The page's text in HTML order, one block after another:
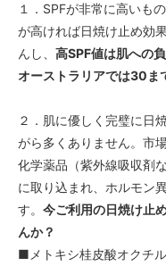
１．SPFが非常に高いも
が高ければ日焼け止め効
んし、 高SPF値は肌への
オーストラリアでは30ま
２．肌に優しく完璧に日
がら多くありません。市
化学薬品（紫外線吸収剤
に取り込まれ、ホルモン
す。 今ご利用の日焼け止
んか？
■メトキシ桂皮酸オクチル